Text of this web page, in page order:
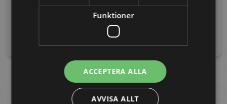
grunderna i
hållbarhetsrapportering
Ladda ned
dokument att ha på
plats vid bolagsstart
Ladda ned
Funktioner
ACCEPTERA ALLA
AVVISA ALLT